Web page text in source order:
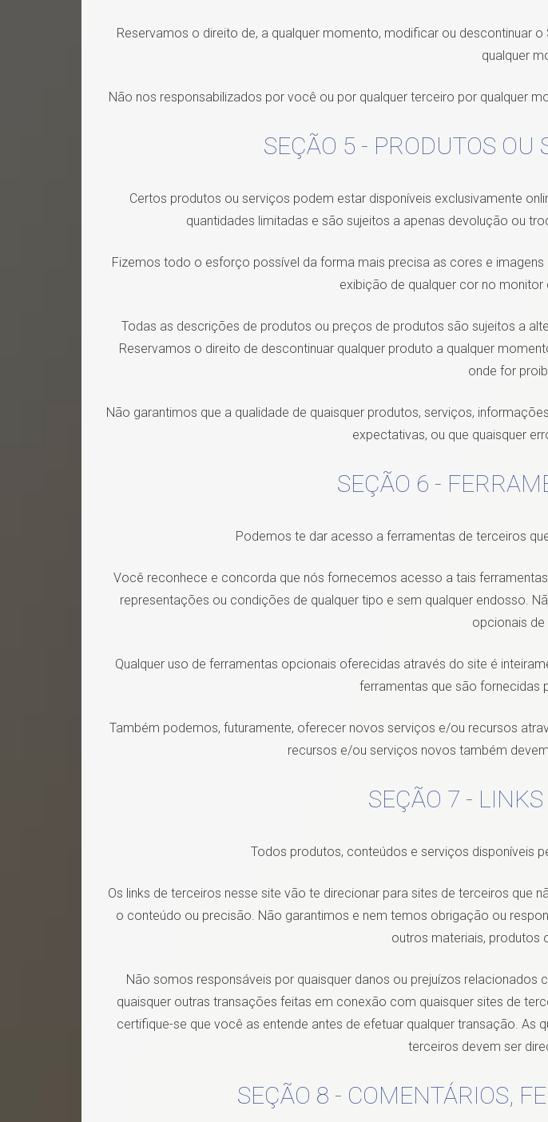
Reservamos o direito de, a qualquer momento, modificar ou descontinuar
qualquer
Não nos responsabilizados por você ou por qualquer terceiro por qualquer
SEÇÃO 5 - PRODUTOS
Certos produtos ou serviços podem estar disponíveis exclusivamente
quantidades limitadas e são sujeitos a apenas devolução ou
Fizemos todo o esforço possível da forma mais precisa as cores e
exibição de qualquer cor no
Todas as descrições de produtos ou preços de produtos são sujeitos a
Reservamos o direito de descontinuar qualquer produto a qualquer
onde for
Não garantimos que a qualidade de quaisquer produtos, serviços,
expectativas, ou que quaisquer
SEÇÃO 6 -
Podemos te dar acesso a ferramentas de terceiros
Você reconhece e concorda que nós fornecemos acesso a tais
representações ou condições de qualquer tipo e sem qualquer endosso.
opcionais
Qualquer uso de ferramentas opcionais oferecidas através do site é
ferramentas que são fornecidas
Também podemos, futuramente, oferecer novos serviços e/ou recursos
recursos e/ou serviços novos também
SEÇÃO 7 -
Todos produtos, conteúdos e serviços disponíveis
Os links de terceiros nesse site vão te direcionar para sites de terceiros que
o conteúdo ou precisão. Não garantimos e nem temos obrigação ou
outros materiais, produtos
Não somos responsáveis por quaisquer danos ou prejuízos
quaisquer outras transações feitas em conexão com quaisquer sites de
certifique-se que você as entende antes de efetuar qualquer transação.
terceiros devem ser
SEÇÃO 8 - COMENTÁRIOS,